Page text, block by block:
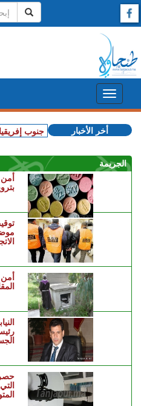
+ المغرب يهزم جنوب إفريقيا
أخر الأخبار
الجريمة
بترويج 300